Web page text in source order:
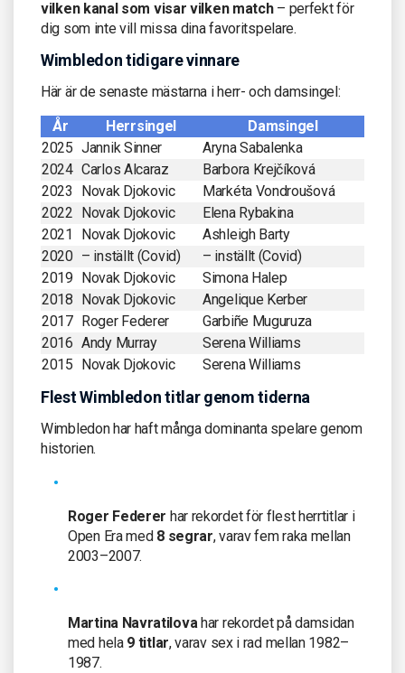
vilken kanal som visar vilken match– perfekt för
dig som inte vill missa dina favoritspelare.
Wimbledon tidigare vinnare
Här är de senaste mästarna i herr- och damsingel:
År
Herrsingel
Damsingel
2025 Jannik Sinner
Aryna Sabalenka
2024 Carlos Alcaraz
Barbora Krejčíková
2023
Novak Djokovic
Markéta Vondroušová
2022
Novak Djokovic
Elena Rybakina
2021
Novak Djokovic
Ashleigh Barty
2020 – inställt (Covid)
– inställt (Covid)
2019
Novak Djokovic
Simona Halep
2018
Novak Djokovic
Angelique Kerber
2017
Roger Federer
Garbiñe Muguruza
2016 Andy Murray
Serena Williams
2015
Novak Djokovic Serena Williams
Flest Wimbledon titlar genom tiderna
Wimbledon har haft många dominanta spelare genom
historien.
Roger Federer har rekordet för flest herrtitlar i
Open Era med 8 segrar, varav fem raka mellan
2003–2007.
Martina Navratilovahar rekordet på damsidan
med hela 9 titlar, varav sex i rad mellan 1982–
1987.